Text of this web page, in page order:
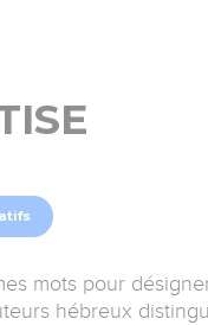
mots pour
hébreux